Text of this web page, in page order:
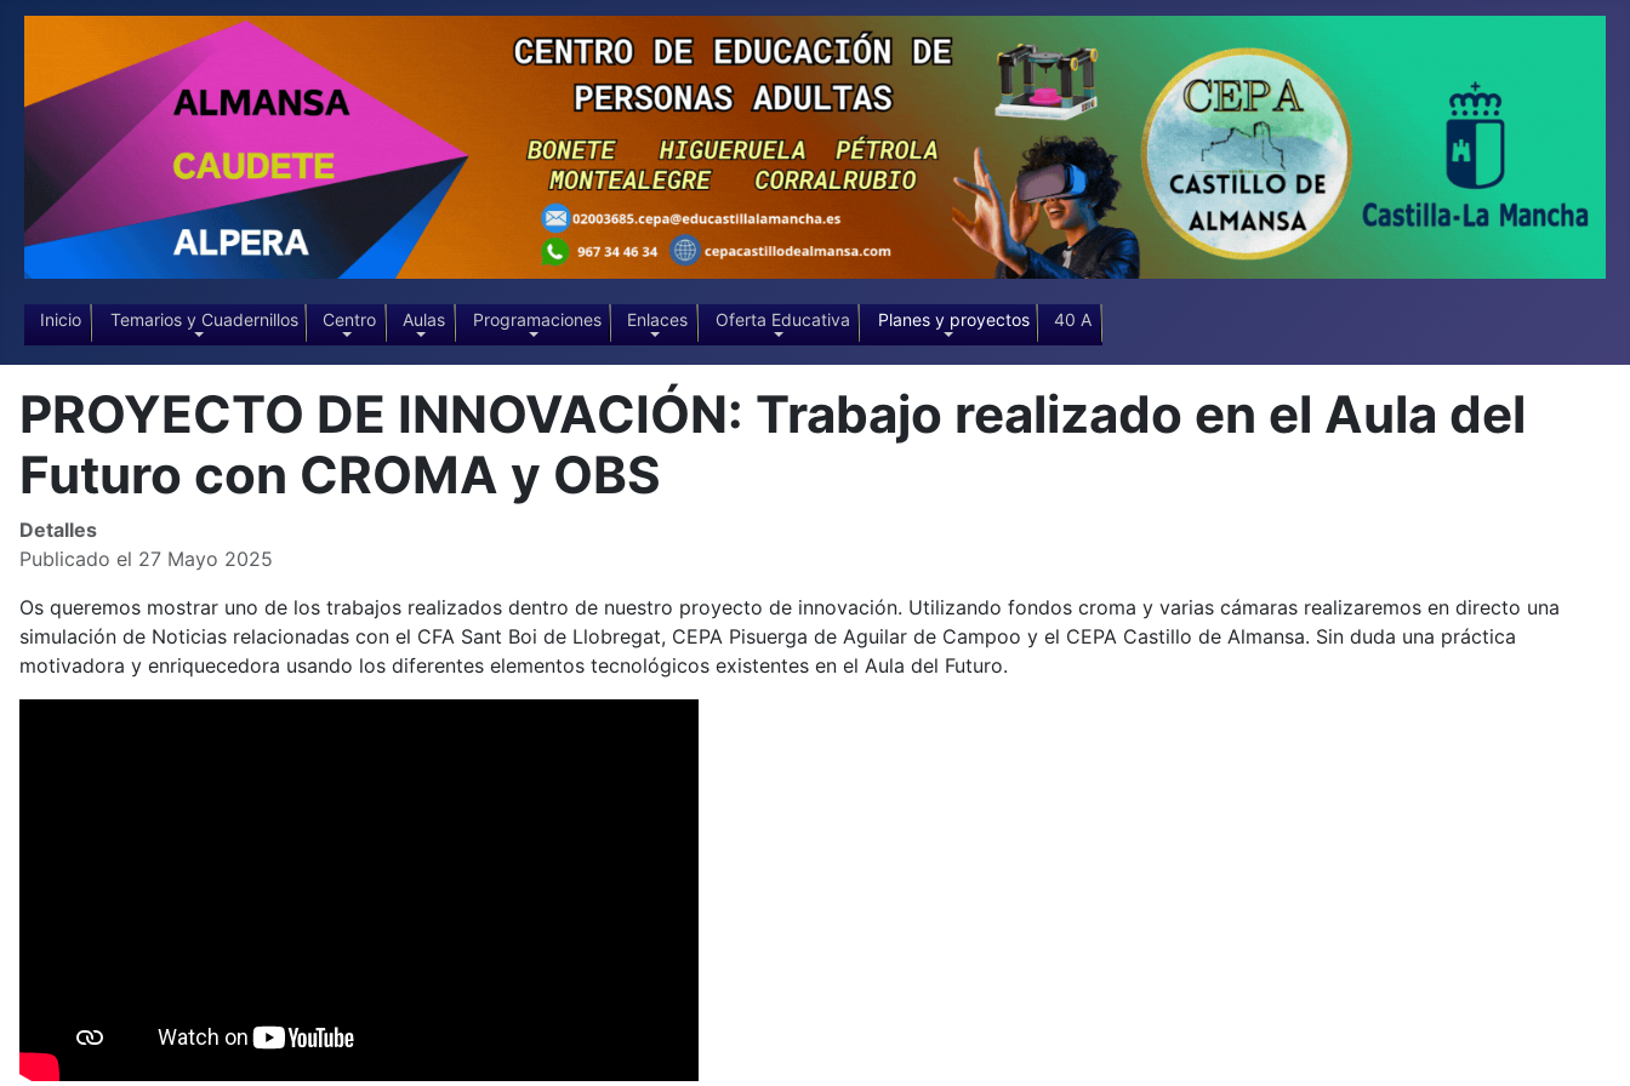
Inicio Temarios y Cuadernillos Centro Aulas Programaciones Enlaces Oferta Educativa Planes y proyectos 40 A
PROYECTO DE INNOVACIÓN: Trabajo realizado en el Aula del
Futuro con CROMA y OBS
Detalles
Publicado el 27 Mayo 2025
Os queremos mostrar uno de los trabajos realizados dentro de nuestro proyecto de innovación. Utilizando fondos croma y varias cámaras realizaremos en directo una
simulación de Noticias relacionadas con el CFA Sant Boi de Llobregat, CEPA Pisuerga de Aguilar de Campoo y el CEPA Castillo de Almansa. Sin duda una práctica
motivadora y enriquecedora usando los diferentes elementos tecnológicos existentes en el Aula del Futuro.